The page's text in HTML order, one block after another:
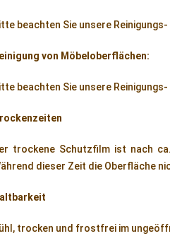
beachten Sie unsere
von Möbeloberflächen:
beachten Sie unsere
trockene Schutzfilm ist nach
dieser Zeit die Oberfläche
trocken und frostfrei im